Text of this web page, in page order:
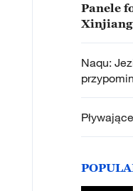
Panele
Naqu: